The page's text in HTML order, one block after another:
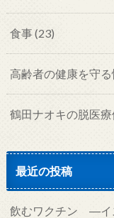
食事(23)
高齢者の健康を守る
鶴田ナオキの脱医
最近の投稿
飲むワクチン ―イ